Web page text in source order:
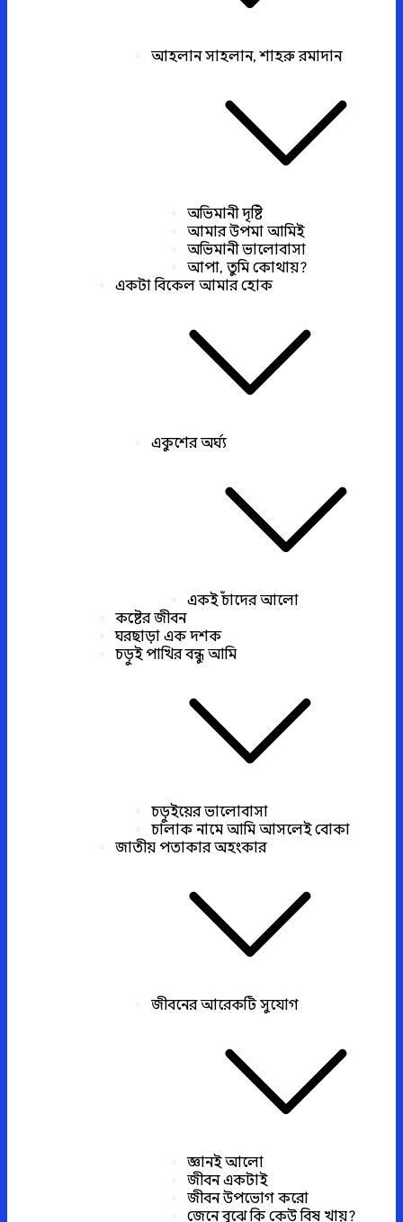
আহলান সাহলান, শাহরু রমাদান
অভিমানী দৃষ্টি
আমার উপমা আমিই
অভিমানী ভালোবাসা
আপা, তুমি কোথায়?
একটা বিকেল আমার হোক
একুশের অর্ঘ্য
একই চাঁদের আলো
কষ্টের জীবন
ঘরছাড়া এক দশক
চড়ুই পাখির বন্ধু আমি
চড়ুইয়ের ভালোবাসা
চালাক নামে আমি আসলেই বোকা
জাতীয় পতাকার অহংকার
জীবনের আরেকটি সুযোগ
জ্ঞানই আলো
জীবন একটাই
জীবন উপভোগ করো
জেনে বুঝে কি কেউ বিষ খায়?